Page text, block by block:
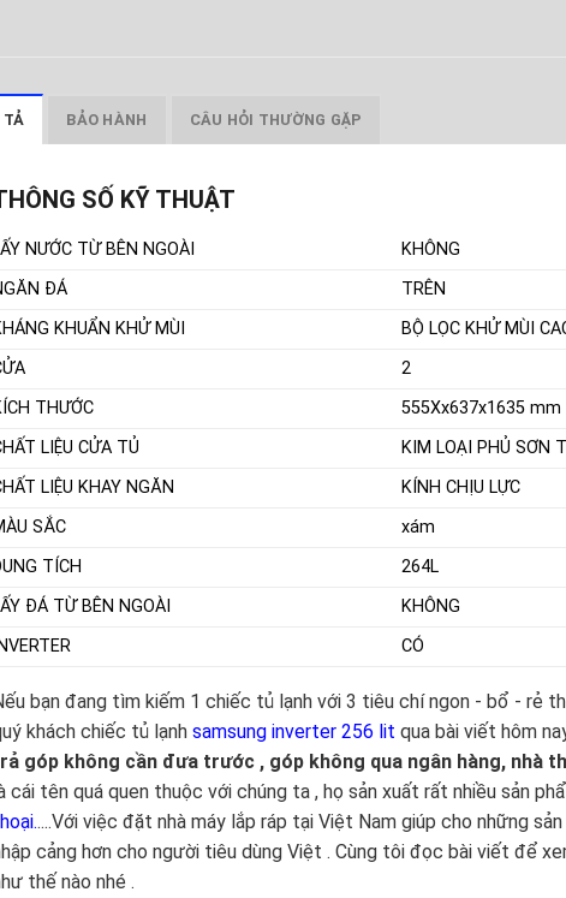
TẢ BẢO HÀNH CÂU HỎI THƯỜNG GẶP
SỐ KỸ THUẬT
NƯỚC TỪ BÊN NGOÀI
KHÔNG
ĐÁ
TRÊN
KHUẨN KHỬ MÙI
BỘ LỌC KHỬ MÙI
2
THƯỚC
555Xx637x1635 mm
LIỆU CỬA TỦ
KIM LOẠI PHỦ SƠN
LIỆU KHAY NGĂN
KÍNH CHỊU LỰC
SẮC
xám
TÍCH
264L
ĐÁ TỪ BÊN NGOÀI
KHÔNG
INVERTER
CÓ
bạn đang tìm kiếm 1 chiếc tủ lạnh với 3 tiêu chí ngon - bổ - rẻ
khách chiếc tủ lạnh samsung inverter 256 lit qua bài viết hôm
góp không cần đưa trước , góp không qua ngân hàng, nhà
cái tên quá quen thuộc với chúng ta , họ sản xuất rất nhiều sản
....Với việc đặt nhà máy lắp ráp tại Việt Nam giúp cho những
cảng hơn cho người tiêu dùng Việt . Cùng tôi đọc bài viết để
thế nào nhé .